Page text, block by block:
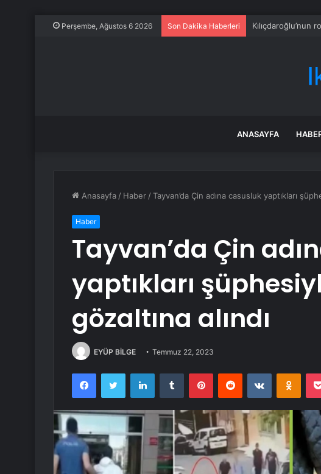
Perşembe, Ağustos 6 2026 Son Dakika Haberleri Kılıçdaroğlu’nun
ANASAYFA
Anasayfa / Haber /Tayvan’da Çin adına casusluk yaptıkları
Haber
Tayvan’da Çin
yaptıkları
gözaltına alındı
EYÜP BİLGE Temmuz 22, 2023
FacebookTwitter LinkedInTumblr PinterestReddit VKontakte